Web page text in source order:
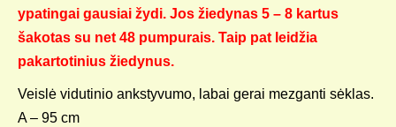
ypatingai gausiai žydi. Jos žiedynas 5 – 8 kartus
šakotas su net 48 pumpurais. Taip pat leidžia
pakartotinius žiedynus.
Veislė vidutinio ankstyvumo, labai gerai mezganti sėklas.
A – 95 cm